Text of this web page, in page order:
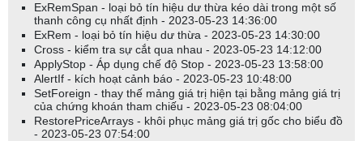
ExRemSpan - loại bỏ tín hiệu dư thừa kéo dài trong một số
thanh công cụ nhất định - 2023-05-23 14:36:00
ExRem - loại bỏ tín hiệu dư thừa - 2023-05-23 14:30:00
Cross - kiểm tra sự cắt qua nhau - 2023-05-23 14:12:00
ApplyStop - Áp dụng chế độ Stop - 2023-05-23 13:58:00
AlertIf - kích hoạt cảnh báo - 2023-05-23 10:48:00
SetForeign - thay thế mảng giá trị hiện tại bằng mảng giá trị
của chứng khoán tham chiếu - 2023-05-23 08:04:00
RestorePriceArrays - khôi phục mảng giá trị gốc cho biểu đồ
- 2023-05-23 07:54:00